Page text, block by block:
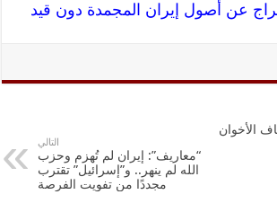
عن أصول إيران المجمدة دون قيد
الأخوان
التالي
“معاريف”: إيران لم تُهزم وحزب
الله لم ينهر.. و”إسرائيل” تقترب
مجددًا من تفويت الفرصة